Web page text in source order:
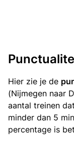
Hier zie je de
(Nijmegen naar
aantal treinen
minder dan 5
percentage is